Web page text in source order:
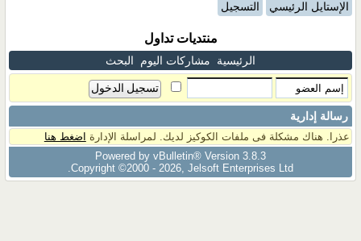
الإستايل الرئيسي التسجيل
منتديات تداول
الرئيسية مشاركات اليوم البحث
رسالة إدارية
عذرا. هناك مشكلة فى ملفات الكوكيز لديك. لمراسلة الإدارة اضغط هنا
Powered by vBulletin® Version 3.8.3
Copyright ©2000 - 2026, Jelsoft Enterprises Ltd.